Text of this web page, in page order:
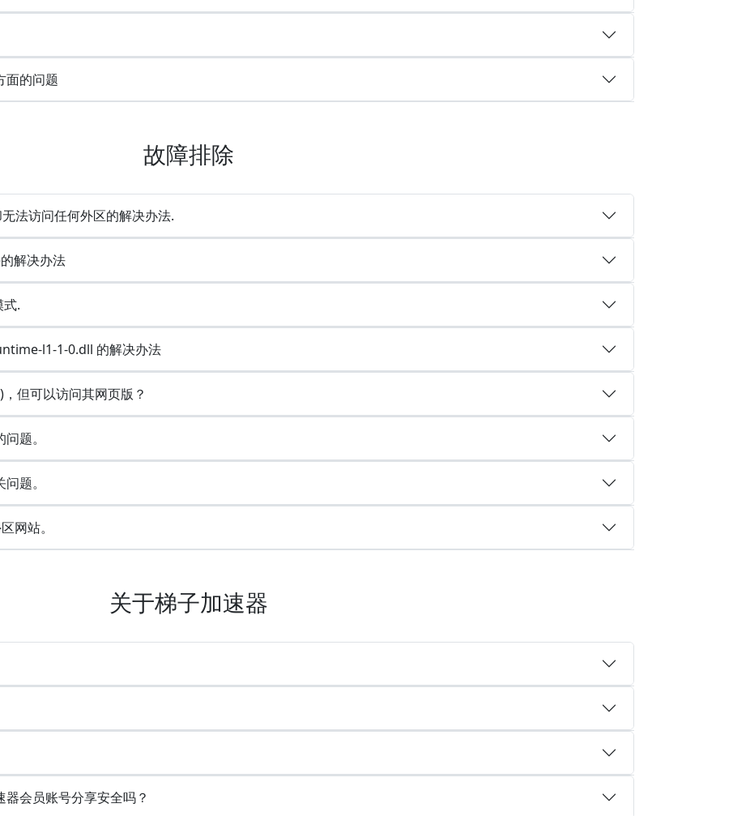
面的问题
故障排除
法访问任何外区的解决办法.
解决办法
.
l1-1-0.dll 的解决办法
但可以访问其网页版？
题。
题。
网站。
关于梯子加速器
会员账号分享安全吗？